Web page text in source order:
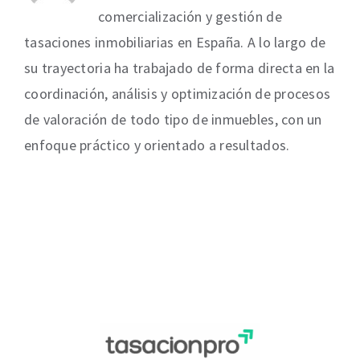
comercialización y gestión de
tasaciones inmobiliarias en España. A lo largo de
su trayectoria ha trabajado de forma directa en la
coordinación, análisis y optimización de procesos
de valoración de todo tipo de inmuebles, con un
enfoque práctico y orientado a resultados.